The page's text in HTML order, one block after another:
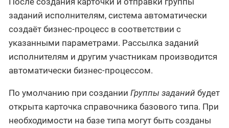
заданий исполнителям, система автоматически
создаёт бизнес-процесс в соответствии с
указанными параметрами. Рассылка заданий
исполнителям и другим участникам производится
автоматически бизнес-процессом.
По умолчанию при создании Группы заданий будет
открыта карточка справочника базового типа. При
необходимости на базе типа могут быть созданы